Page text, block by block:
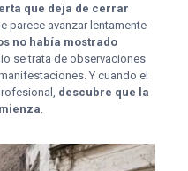
que deja de cerrar
parece avanzar lentamente
no había mostrado
se trata de observaciones
Y cuando el
descubre que la